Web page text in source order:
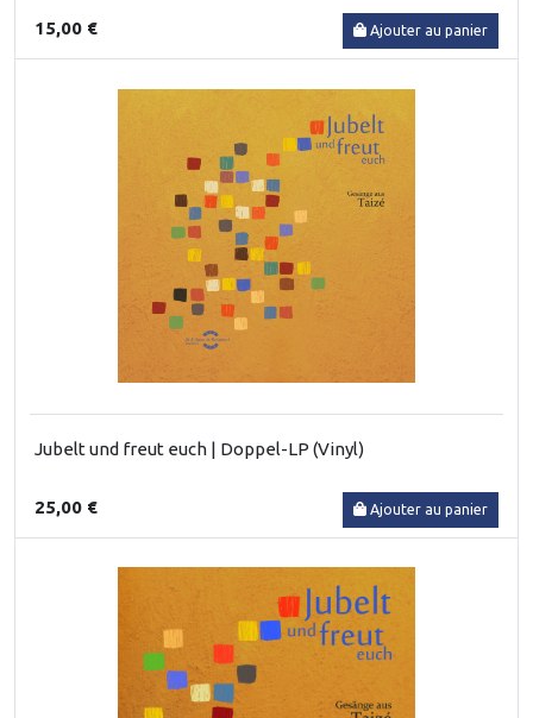
15,00 € Ajouter au panier
Jubelt und freut euch | Doppel-LP (Vinyl)
25,00 € Ajouter au panier